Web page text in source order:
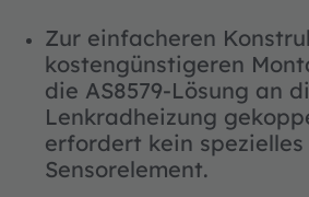
Zur einfacheren
kostengünstigeren
die AS8579-Lösung an
Lenkradheizung
erfordert kein spezielles
Sensorelement.